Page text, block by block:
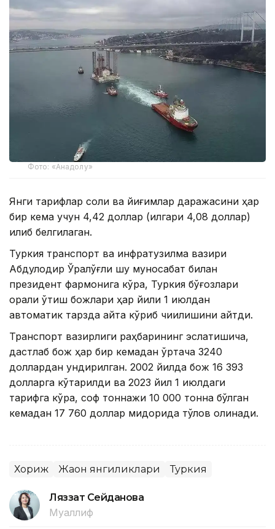
Фото: «Анадолу»
Янги тарифлар солиқ ва йиғимлар даражасини ҳар
бир кема учун 4,42 доллар (илгари 4,08 доллар)
қилиб белгилаган.
Туркия транспорт ва инфратузилма вазири
Абдулқодир Ўралўғли шу муносабат билан
президент фармонига кўра, Туркия бўғозлари
орқали ўтиш божлари ҳар йили 1 июлдан
автоматик тарзда қайта кўриб чиқилишини айтди.
Транспорт вазирлиги раҳбарининг эслатишича,
дастлаб бож ҳар бир кемадан ўртача 3240
доллардан ундирилган. 2002 йилда бож 16 393
долларга кўтарилди ва 2023 йил 1 июлдаги
тарифга кўра, соф тоннажи 10 000 тонна бўлган
кемадан 17 760 доллар миқдорида тўлов олинади.
Хориж Жаҳон янгиликлари Туркия
Ляззат Сейданова
Муаллиф